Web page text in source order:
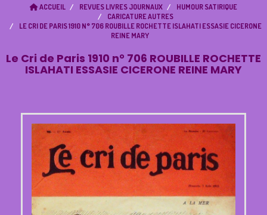
ACCUEIL REVUES LIVRES JOURNAUX
HUMOUR SATIRIQUE
CARICATURE AUTRES
LE CRI DE PARIS 1910 N° 706 ROUBILLE ROCHETTE ISLAHATI ESSASIE CICERONE
REINE MARY
Le Cri de Paris 1910 n° 706 ROUBILLE ROCHETTE
ISLAHATI ESSASIE CICERONE REINE MARY